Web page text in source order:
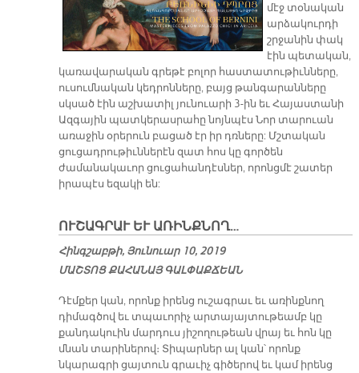
մէջ տօնական
արձակուրդի
շրջանին փակ
էին պետական,
կառավարական գրեթէ բոլոր հաստատութիւնները,
ուսումնական կեդրոնները, բայց թանգարանները
սկսած էին աշխատիլ յունուարի 3-ին եւ Հայաստանի
Ազգային պատկերասրահը նոյնպէս Նոր տարուան
առաջին օրերուն բացած էր իր դռները: Մշտական
ցուցադրութիւններէն զատ հոս կը գործեն
ժամանակաւոր ցուցահանդէսներ, որոնցմէ շատեր
իրապէս եզակի են:
ՈՒՇԱԳՐԱՒ ԵՒ ԱՌԻՆՔՆՈՂ…
Հինգշաբթի, Յունուար 10, 2019
ՄԱՇ­ՏՈՑ ՔԱ­ՀԱ­ՆԱՅ ԳԱԼ­ՓԱՔ­ՃԵԱՆ
Դէմքեր կան, որոնք իրենց ուշագրաւ եւ առինքնող
դիմագծով եւ տպաւորիչ արտայայտութեամբ կը
քանդակուին մարդուս յիշողութեան վրայ եւ հոն կը
մնան տարիներով։ Տիպարներ ալ կան՝ որոնք
նկարագրի ցայտուն գրաւիչ գիծերով եւ կամ իրենց